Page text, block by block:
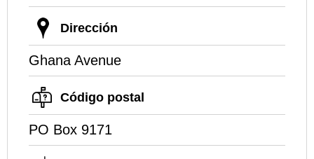
Dirección
Ghana Avenue
Código postal
PO Box 9171